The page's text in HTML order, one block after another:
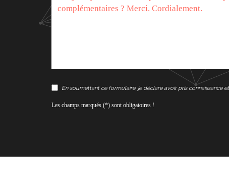
En soumettant ce formulaire, je déclare avoir pris connaissance
Les champs marqués (*) sont obligatoires !